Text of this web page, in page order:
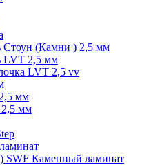
(Камни ) 2,5 мм
LVT 2,5 мм
LVT 2,5 vv
мм
2,5 мм
SWF Каменный ламинат